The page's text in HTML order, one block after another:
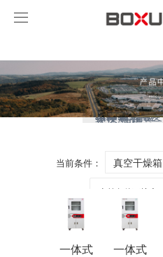
永利总站·(中国)集团
药品稳定性
生物安全柜
灭菌器
培养箱
干燥箱/烘箱
净化安全设备
摇床/振荡器
水浴/油槽
当前条件： 真空干燥箱
一体式
一体式